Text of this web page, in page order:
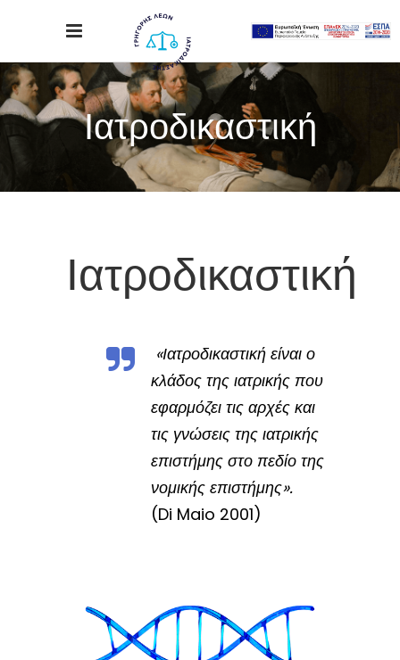
Ιατροδικαστική
Ιατροδικαστική
«Ιατροδικαστική είναι ο
κλάδος της ιατρικής που
εφαρμόζει τις αρχές και
τις γνώσεις της ιατρικής
επιστήμης στο πεδίο της
νομικής επιστήμης».
(Di Maio 2001)